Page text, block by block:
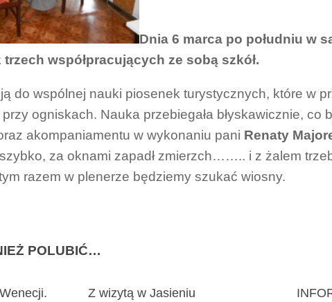
Dnia 6 marca po południu w
trzech współpracujących ze sobą szkół.
do wspólnej nauki piosenek turystycznych, które w
ogniskach. Nauka przebiegała błyskawicznie, co
akompaniamentu w wykonaniu pani Renaty
szybko, za oknami zapadł zmierzch…….. i z żalem
razem w plenerze będziemy szukać wiosny.
POLUBIĆ…
Z wizytą w Jasieniu